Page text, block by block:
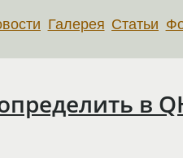
Галерея Статьи
в